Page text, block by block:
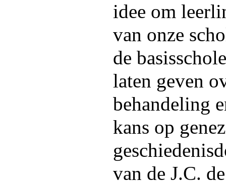
idee om
van onze
de
laten geven
behandeling
kans op
van de J.C.